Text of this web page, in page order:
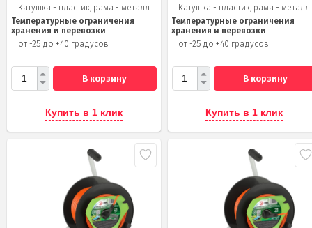
Катушка - пластик, рама - металл
Температурные ограничения
хранения и перевозки
от -25 до +40 градусов
В корзину
Купить в 1 клик
Катушка - пластик, рама - металл
Температурные ограничения
хранения и перевозки
от -25 до +40 градусов
В корзину
Купить в 1 клик